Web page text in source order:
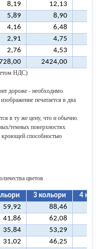
8,19 12,13
5,89 8,90
4,16 6,48
2,91 4,75
2,76 4,53
2424,00
НДС)
дороже - необходимо
печатается в два
в ту же цену, что и обычно.
темных поверхностях
кроющей способностью
цветов
3 кольори
4
59,92 88,46
41,86 62,08
35,84 53,29
31,02 46,25